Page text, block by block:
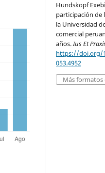
Hundskopf
participación de
la Universidad
comercial
años.Ius Et
https://doi.org/
053.4952
Más formatos